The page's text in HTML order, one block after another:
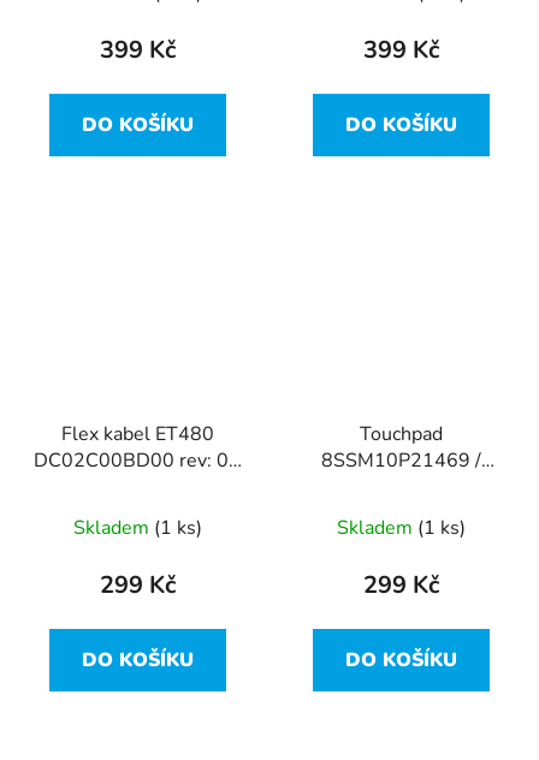
399 Kč
DO KOŠÍKU
399 Kč
DO KOŠÍKU
Flex kabel ET480
DC02C00BD00 rev: 0A
T480
Skladem (1 ks)
299 Kč
DO KOŠÍKU
Touchpad
8SSM10P21469 /
z Lenovo ThinkPad
T480
Skladem (1 ks)
299 Kč
DO KOŠÍKU